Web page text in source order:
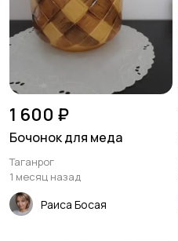
1 600 ₽
Бочонок для меда
Таганрог
1 месяц назад
Раиса Босая